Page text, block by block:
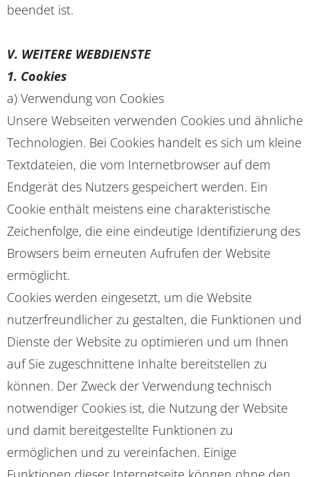
beendet ist.
V. WEITERE WEBDIENSTE
1. Cookies
a) Verwendung von Cookies
Unsere Webseiten verwenden Cookies und ähnliche
Technologien. Bei Cookies handelt es sich um kleine
Textdateien, die vom Internetbrowser auf dem
Endgerät des Nutzers gespeichert werden. Ein
Cookie enthält meistens eine charakteristische
Zeichenfolge, die eine eindeutige Identifizierung des
Browsers beim erneuten Aufrufen der Website
ermöglicht.
Cookies werden eingesetzt, um die Website
nutzerfreundlicher zu gestalten, die Funktionen und
Dienste der Website zu optimieren und um Ihnen
auf Sie zugeschnittene Inhalte bereitstellen zu
können. Der Zweck der Verwendung technisch
notwendiger Cookies ist, die Nutzung der Website
und damit bereitgestellte Funktionen zu
ermöglichen und zu vereinfachen. Einige